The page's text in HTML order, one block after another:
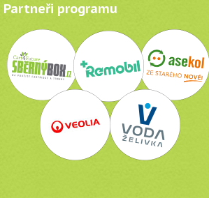
Partneři programu